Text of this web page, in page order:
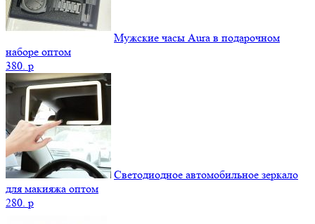
Мужские часы Aura в подарочном
наборе оптом
380. p
Светодиодное автомобильное зеркало
для макияжа оптом
280. p